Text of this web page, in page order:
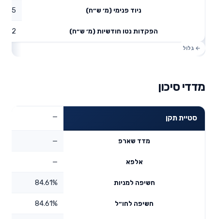
ניוד פנימי (מ׳ ש״ח) 0.25
הפקדות נטו חודשיות (מ׳ ש״ח) 1.32
מדדי סיכון
סטיית תקן —
מדד שארפ —
אלפא —
חשיפה למניות 84.61%
חשיפה לחו״ל 84.61%